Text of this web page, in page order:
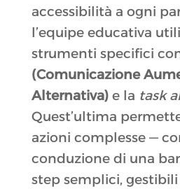
accessibilità a ogni
l’equipe educativa
strumenti specifici
(Comunicazione
Alternativa)e la task
Quest’ultima
azioni complesse —
conduzione di una
step semplici,